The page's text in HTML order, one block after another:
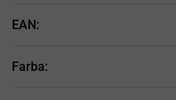
EAN:
Farba: